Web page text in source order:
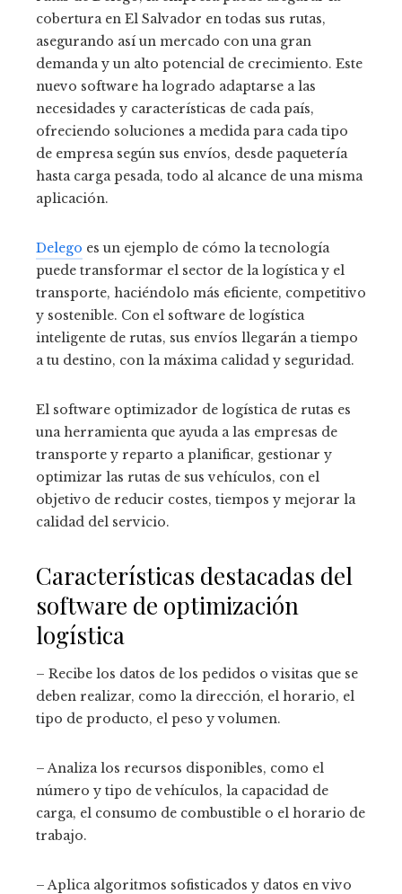
cobertura en El Salvador en todas sus rutas,
asegurando así un mercado con una gran
demanda y un alto potencial de crecimiento. Este
nuevo software ha logrado adaptarse a las
necesidades y características de cada país,
ofreciendo soluciones a medida para cada tipo
de empresa según sus envíos, desde paquetería
hasta carga pesada, todo al alcance de una misma
aplicación.
Delego es un ejemplo de cómo la tecnología
puede transformar el sector de la logística y el
transporte, haciéndolo más eficiente, competitivo
y sostenible. Con el software de logística
inteligente de rutas, sus envíos llegarán a tiempo
a tu destino, con la máxima calidad y seguridad.
El software optimizador de logística de rutas es
una herramienta que ayuda a las empresas de
transporte y reparto a planificar, gestionar y
optimizar las rutas de sus vehículos, con el
objetivo de reducir costes, tiempos y mejorar la
calidad del servicio.
Características destacadas del
software de optimización
logística
– Recibe los datos de los pedidos o visitas que se
deben realizar, como la dirección, el horario, el
tipo de producto, el peso y volumen.
– Analiza los recursos disponibles, como el
número y tipo de vehículos, la capacidad de
carga, el consumo de combustible o el horario de
trabajo.
– Aplica algoritmos sofisticados y datos en vivo